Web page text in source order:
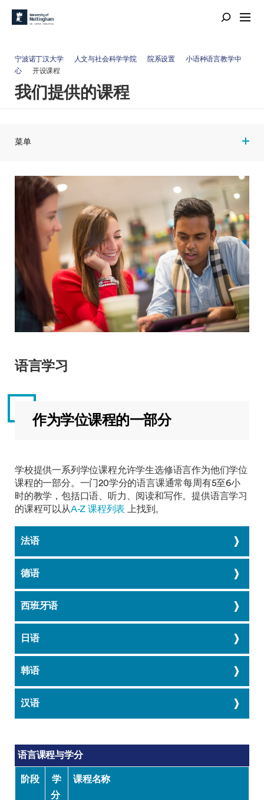
宁波诺丁汉大学 人文与社会科学学院 院系设置
小语种语言教学中
心
开设课程
我们提供的课程
菜单
语言学习
作为学位课程的一部分
学校提供一系列学位课程允许学生选修语言作为他们学位
课程的一部分。一门20学分的语言课通常每周有5至6小
时的教学，包括口语、听力、阅读和写作。提供语言学习
的课程可以从A-Z 课程列表 上找到。
法语
德语
西班牙语
日语
韩语
汉语
语言课程与学分
阶段
学
分
课程名称